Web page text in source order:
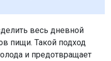
весь дневной
пищи. Такой подход
и предотвращает